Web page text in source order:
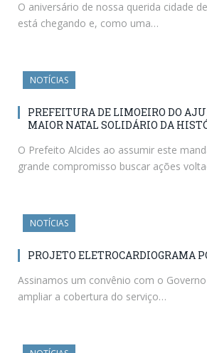
O aniversário de nossa querida cidade
está chegando e, como uma…
NOTÍCIAS
PREFEITURA DE LIMOEIRO DO
MAIOR NATAL SOLIDÁRIO DA
O Prefeito Alcides ao assumir este
grande compromisso buscar ações
NOTÍCIAS
PROJETO ELETROCARDIOGRAMA
Assinamos um convênio com o
ampliar a cobertura do serviço…